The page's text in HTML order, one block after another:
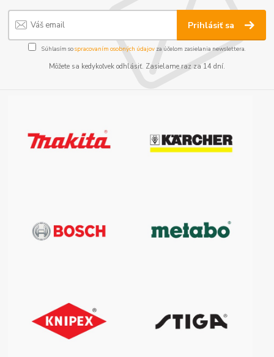
Prihlásiť sa
Súhlasím sospracovaním osobných údajov za účelom zasielania newslettera.
Môžete sa kedykoľvek odhlásiť. Zasielame raz za 14 dní.